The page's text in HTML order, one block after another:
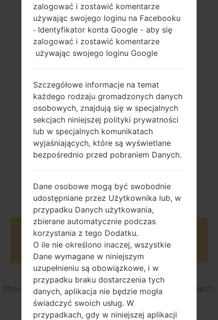
na cal)
130 gramram (4.59
uncji)
Usuwany Li-Ion
2600 mAh
4.4.2
Buy accessories on Amazon
Strona startowa →Seria → Galaxy S4 VE LTE →
SamsungGT-
I9515
zalogować i zostawić komentarze
używając swojego loginu na Facebooku
- Identyfikator konta Google - aby się
zalogować i zostawić komentarze
używając swojego loginu Google
Szczegółowe informacje na temat
każdego rodzaju gromadzonych danych
osobowych, znajdują się w specjalnych
sekcjach niniejszej polityki prywatności
lub w specjalnych komunikatach
wyjaśniających, które są wyświetlane
bezpośrednio przed pobraniem Danych.
Dane osobowe mogą być swobodnie
udostępniane przez Użytkownika lub, w
przypadku Danych użytkowania,
zbierane automatycznie podczas
korzystania z tego Dodatku.
O ile nie określono inaczej, wszystkie
Dane wymagane w niniejszym
uzupełnieniu są obowiązkowe, i w
przypadku braku dostarczenia tych
danych, aplikacja nie będzie mogła
świadczyć swoich usług. W
przypadkach, gdy w niniejszej aplikacji